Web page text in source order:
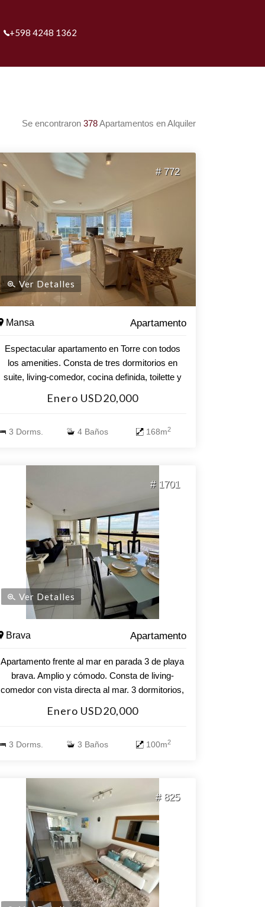
+598 4248 1362
Se encontraron 378Apartamentos en Alquiler
# 772
Ver Detalles
Mansa Apartamento
Espectacular apartamento en Torre con todos
los amenities. Consta de tres dormitorios en
suite, living-comedor, cocina definida, toilette y
propio. Incluye aire acondicionado en todos los
de los dormitorios. Lavarropas. Amenities:
Enero USD20,000
3 Dorms. 4 Baños 168m2
# 1701
Ver Detalles
Brava Apartamento
Apartamento frente al mar en parada 3 de playa
brava. Amplio y cómodo. Consta de living-
comedor con vista directa al mar. 3 dormitorios,
Aire acondicionado en living. Amenities.- piscina
gimnasio, servicio de playa, recepción 24 hs,
Enero USD20,000
3 Dorms. 3 Baños 100m2
# 825